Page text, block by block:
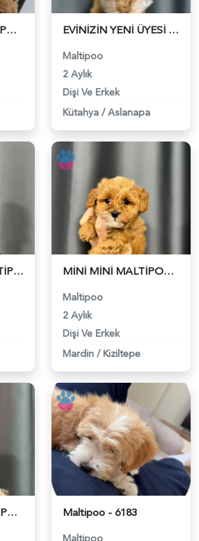
BABY FACE MALTİPOO BEBEKLER - 6321 EVİNİZİN YENİ ÜYESİ MALTİPOO BEBEKLER - 6322
Maltipoo
2 Aylık
Dişi Ve Erkek
Kütahya /Aslanapa
YENİ ÜYENİZ MALTİPOO - 6323 MİNİ MİNİ MALTİPOO BEBEKLER - 6324
Maltipoo
2 Aylık
Dişi Ve Erkek
Mardin /Kiziltepe
SÜT KAHVE MALTİPOO BEBEKLER - 6325 Maltipoo - 6183
Maltipoo